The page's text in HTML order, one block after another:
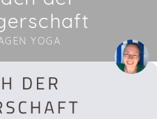
YOGA
me here...
war eine kleine Auszeit
Übungen lassen sich